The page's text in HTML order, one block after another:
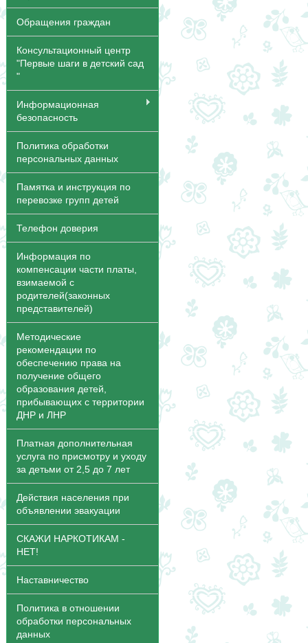
Обращения граждан
Консультационный центр
"Первые шаги в детский сад
"
Информационная
безопасность
Политика обработки
персональных данных
Памятка и инструкция по
перевозке групп детей
Телефон доверия
Информация по
компенсации части платы,
взимаемой с
родителей(законных
представителей)
Методические
рекомендации по
обеспечению права на
получение общего
образования детей,
прибывающих с территории
ДНР и ЛНР
Платная дополнительная
услуга по присмотру и уходу
за детьми от 2,5 до 7 лет
Действия населения при
объявлении эвакуации
СКАЖИ НАРКОТИКАМ -
НЕТ!
Наставничество
Политика в отношении
обработки персональных
данных